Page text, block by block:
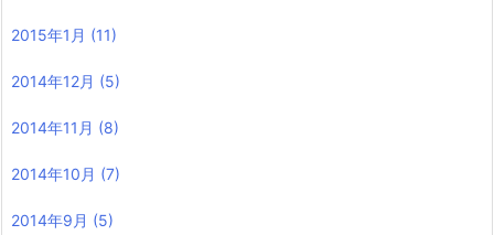
2015年1月 (11)
2014年12月 (5)
2014年11月 (8)
2014年10月 (7)
2014年9月 (5)